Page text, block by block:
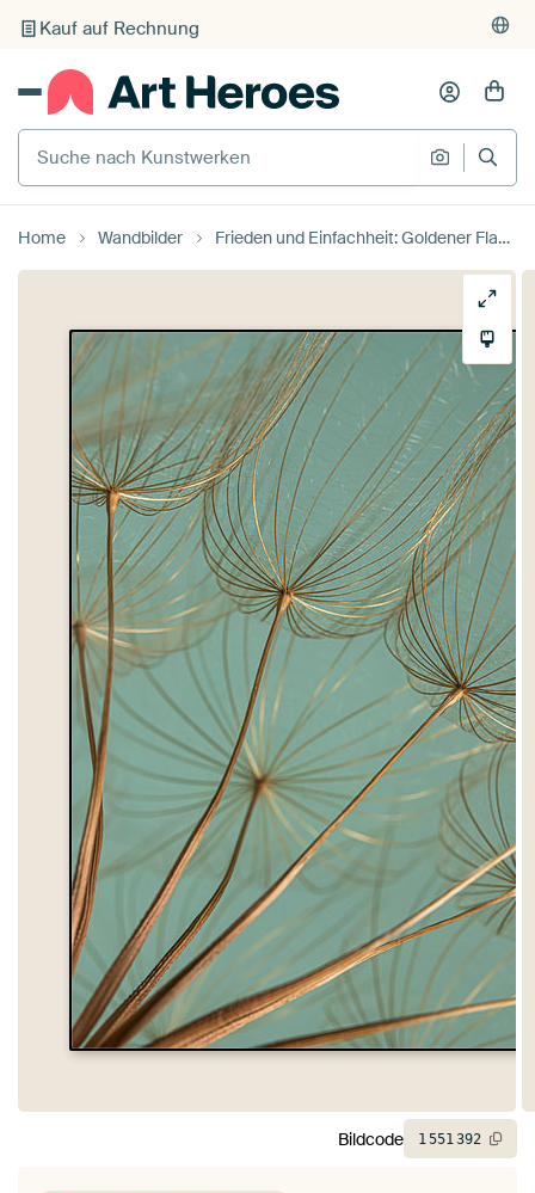
Kauf auf Rechnung
Individueller Druck auf Bestellung
Suche nach Kunstwerken
Suche
Home Wandbilder Frieden und Einfachheit: Goldener Flaum mit türkisem Hintergrund
Bildcode 1551392